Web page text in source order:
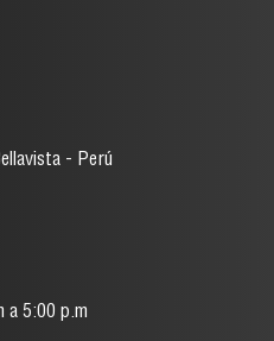
- Perú
a 5:00 p.m